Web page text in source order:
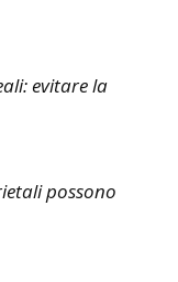
evitare la
possono